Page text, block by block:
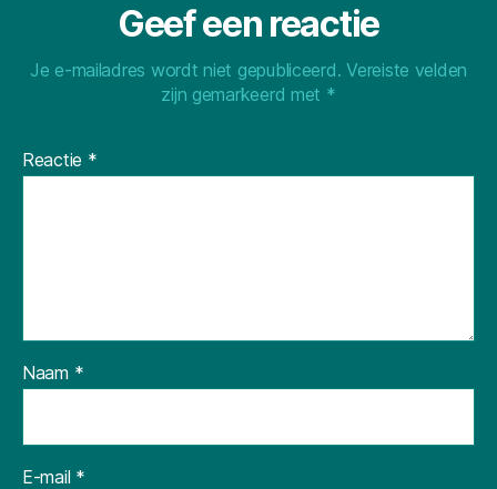
Geef een reactie
Je e-mailadres wordt niet gepubliceerd. Vereiste velden
zijn gemarkeerd met *
Reactie *
Naam *
E-mail *